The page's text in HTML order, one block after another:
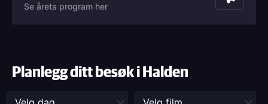
Se årets program her
Planlegg ditt besøk i Halden